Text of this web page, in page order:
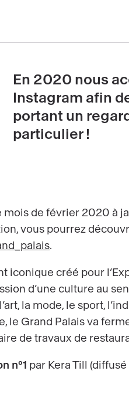
En 2020 nous
Instagram afin
portant un
particulier !
mois de février 2020 à
vous pourrez
.
iconique créé pour
d’une culture au
la mode, le sport,
le Grand Palais va
de travaux de
n°1 par Kera Till